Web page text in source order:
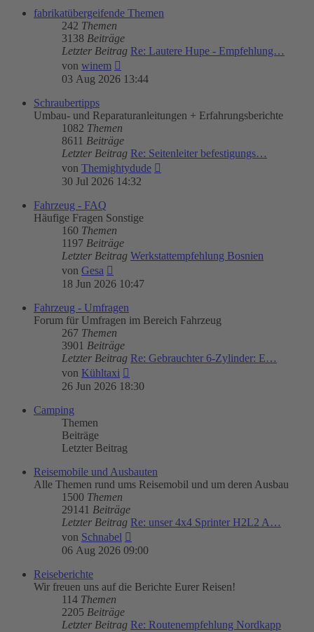
fabrikatübergeifende Themen
242 Themen
3138 Beiträge
Letzter Beitrag Re: Lautere Hupe - Empfehlung…
von winem
Beitrag
03 Aug 2026 13:44
Schraubertipps
Umbau- und Reparaturanleitungen + Erfahrungsberichte
1082 Themen
8611 Beiträge
Letzter Beitrag Re: Seitenleiter befestigungs…
von Themightydude
30 Jul 2026 14:32
Fahrzeug - FAQ
Häufige Fragen Sonstige
160 Themen
1197 Beiträge
Letzter Beitrag Werkstattempfehlung Bosnien
von Gesa
Beitrag
18 Jun 2026 10:47
Fahrzeug - Umfragen
Forum für Umfragen im Bereich Fahrzeug
267 Themen
3901 Beiträge
Letzter Beitrag Re: Gebrauchter 6-Zylinder: E…
von Kühltaxi
Beitrag
26 Jun 2026 18:30
Camping
Themen
Beiträge
Letzter Beitrag
Reisemobile und Ausbauten
Alle Themen rund ums Reisemobil und um deren Ausbau
1500 Themen
29141 Beiträge
Letzter Beitrag Re: unser 4x4 Sprinter H2L2 A…
von Schnabel
Beitrag
06 Aug 2026 09:00
Reiseberichte
Wir freuen uns auf die Berichte Eurer Reisen!
114 Themen
2205 Beiträge
Letzter Beitrag Re: Routenempfehlung Nordkapp